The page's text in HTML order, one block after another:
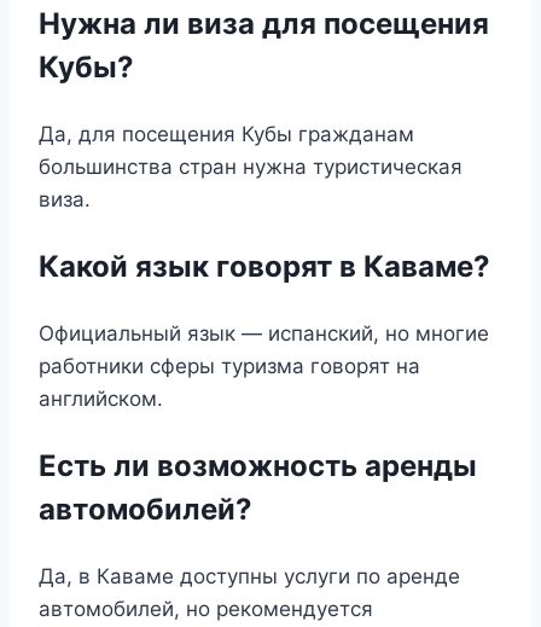
Нужна ли виза для посещения
Кубы?
Да, для посещения Кубы гражданам
большинства стран нужна туристическая
виза.
Какой язык говорят в Каваме?
Официальный язык — испанский, но многие
работники сферы туризма говорят на
английском.
Есть ли возможность аренды
автомобилей?
Да, в Каваме доступны услуги по аренде
автомобилей, но рекомендуется